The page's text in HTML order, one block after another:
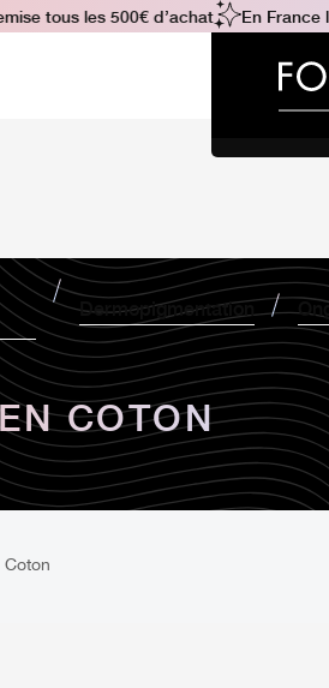
Dermopigmentation
tous les 500€ d’achat En France
COTON